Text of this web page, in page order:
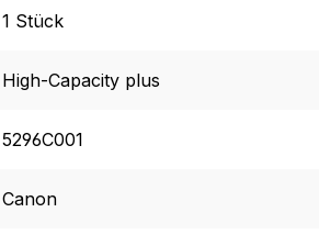
1 Stück
High-Capacity plus
5296C001
Canon